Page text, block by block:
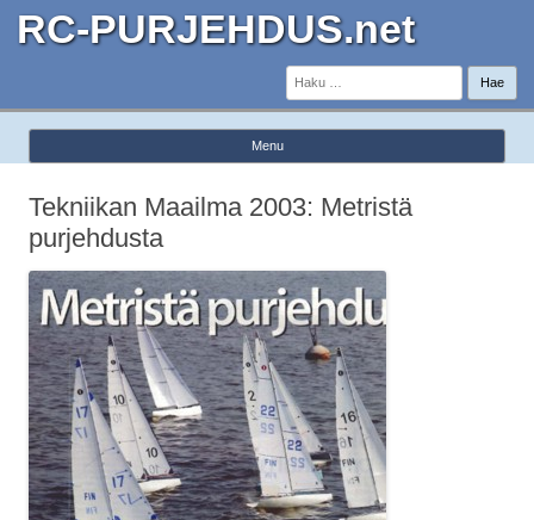
RC-PURJEHDUS.net
Haku:
Menu
Tekniikan Maailma 2003: Metristä
purjehdusta